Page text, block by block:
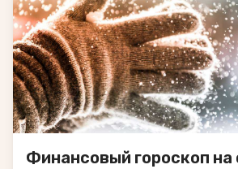
Финансовый гороскоп на